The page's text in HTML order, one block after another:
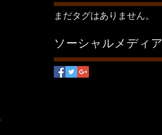
まだタグはありません。
ソーシャルメディア